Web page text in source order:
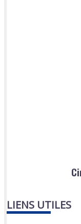
LIENS UTILES